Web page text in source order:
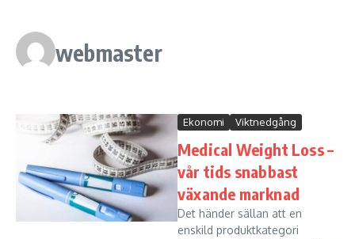
webmaster
Ekonomi Viktnedgång
Medical Weight Loss –
vår tids snabbast
växande marknad
Det händer sällan att en
enskild produktkategori